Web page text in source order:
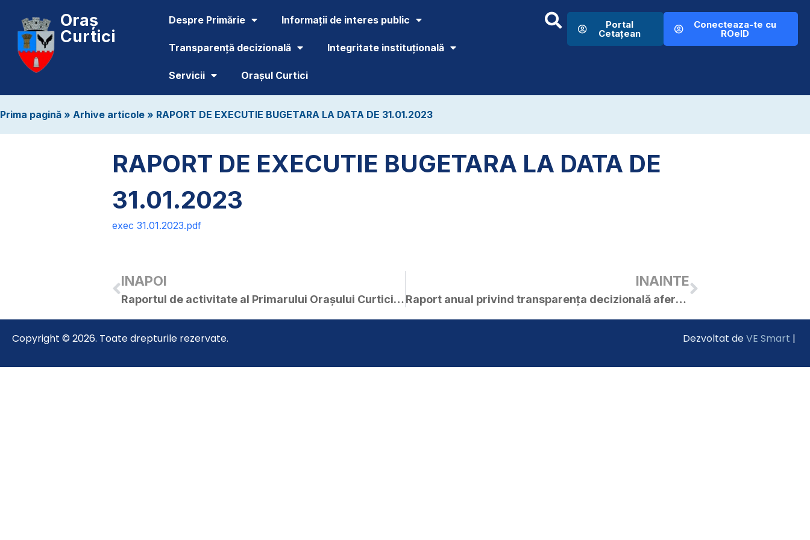
Oraș
Curtici
Despre Primărie Informații de interes public
Transparență decizională Integritate instituțională
Servicii Orașul Curtici
Portal
Cetațean
Conecteaza-te cu
ROeID
Prima pagină » Arhive articole » RAPORT DE EXECUTIE BUGETARA LA DATA DE 31.01.2023
RAPORT DE EXECUTIE BUGETARA LA DATA DE
31.01.2023
exec 31.01.2023.pdf
INAPOI
Raportul de activitate al Primarului Orașului Curtici pentru anul 2022
INAINTE
Raport anual privind transparența decizională aferent anului 2022 (cf. legii 52/2003)
Copyright © 2026. Toate drepturile rezervate. Dezvoltat deVE Smart |